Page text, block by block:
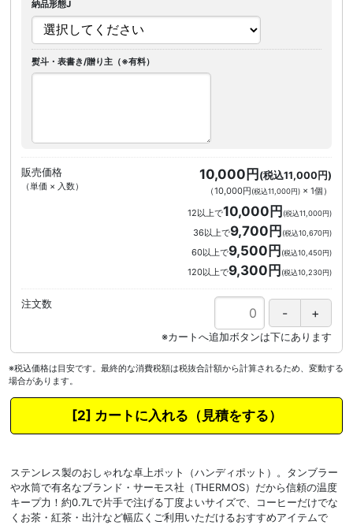
納品形態J
熨斗・表書き/贈り主（※有料）
販売価格
（単価 × 入数）
10,000円 (税込11,000円)
（10,000円(税込11,000円)× 1個 ）
12以上で10,000円(税込11,000円)
36以上で9,700円(税込10,670円)
60以上で9,500円(税込10,450円)
120以上で9,300円(税込10,230円)
注文数
※税込価格は目安です。最終的な消費税額は税抜合計額から計算されるため、変動する
場合があります。
カートに入れる
ステンレス製のおしゃれな卓上ポット（ハンディポット）。タンブラー
や水筒で有名なブランド・サーモス社（THERMOS）だから信頼の温度
キープ力！約0.7Lで片手で注げる丁度よいサイズで、コーヒーだけでな
くお茶・紅茶・出汁など幅広くご利用いただけるおすすめアイテムで